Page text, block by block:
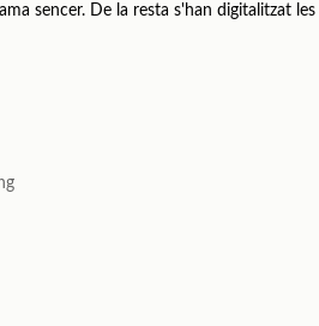
sencer. De la resta s'han digitalitzat